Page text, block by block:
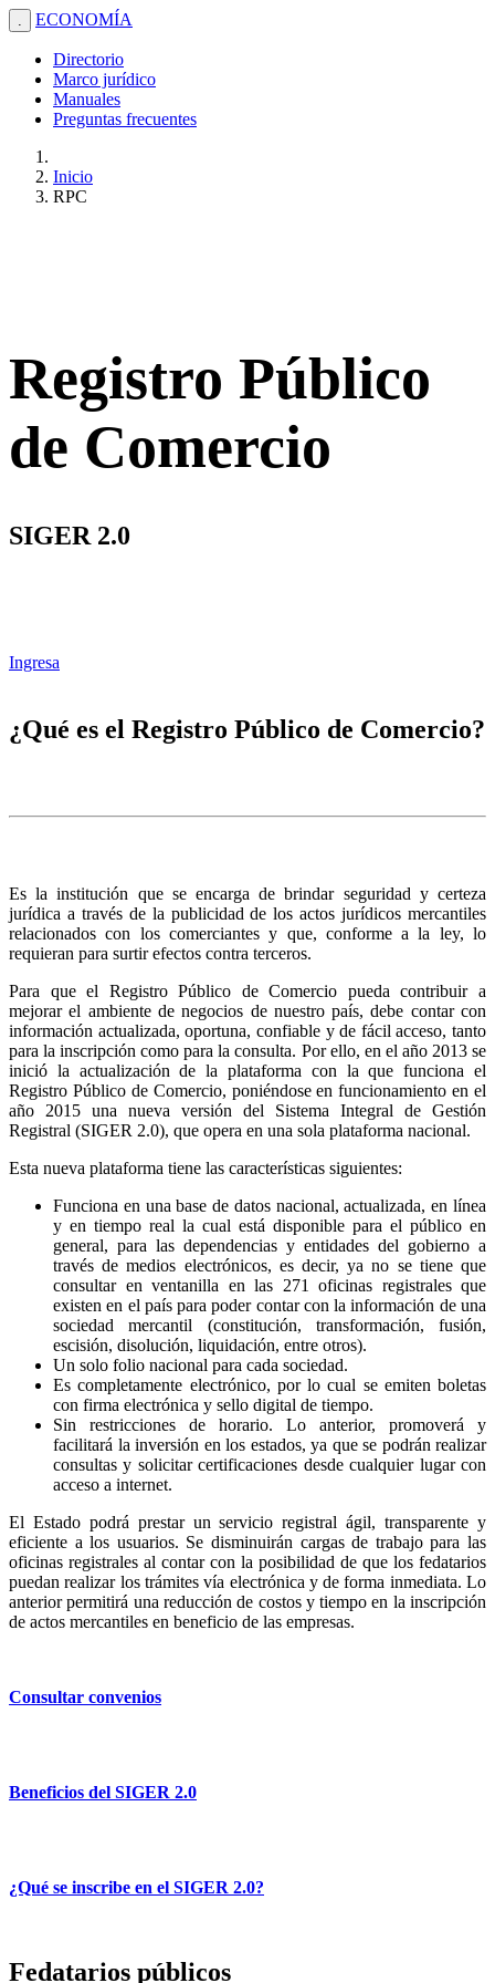
. ECONOMÍA
Directorio
Marco jurídico
Manuales
Preguntas frecuentes
Inicio
RPC
Registro Público
de Comercio
SIGER 2.0
Ingresa
¿Qué es el Registro Público de Comercio?
Es la institución que se encarga de brindar seguridad y certeza
jurídica a través de la publicidad de los actos jurídicos mercantiles
relacionados con los comerciantes y que, conforme a la ley, lo
requieran para surtir efectos contra terceros.
Para que el Registro Público de Comercio pueda contribuir a
mejorar el ambiente de negocios de nuestro país, debe contar con
información actualizada, oportuna, confiable y de fácil acceso, tanto
para la inscripción como para la consulta. Por ello, en el año 2013 se
inició la actualización de la plataforma con la que funciona el
Registro Público de Comercio, poniéndose en funcionamiento en el
año 2015 una nueva versión del Sistema Integral de Gestión
Registral (SIGER 2.0), que opera en una sola plataforma nacional.
Esta nueva plataforma tiene las características siguientes:
Funciona en una base de datos nacional, actualizada, en línea
y en tiempo real la cual está disponible para el público en
general, para las dependencias y entidades del gobierno a
través de medios electrónicos, es decir, ya no se tiene que
consultar en ventanilla en las 271 oficinas registrales que
existen en el país para poder contar con la información de una
sociedad mercantil (constitución, transformación, fusión,
escisión, disolución, liquidación, entre otros).
Un solo folio nacional para cada sociedad.
Es completamente electrónico, por lo cual se emiten boletas
con firma electrónica y sello digital de tiempo.
Sin restricciones de horario. Lo anterior, promoverá y
facilitará la inversión en los estados, ya que se podrán realizar
consultas y solicitar certificaciones desde cualquier lugar con
acceso a internet.
El Estado podrá prestar un servicio registral ágil, transparente y
eficiente a los usuarios. Se disminuirán cargas de trabajo para las
oficinas registrales al contar con la posibilidad de que los fedatarios
puedan realizar los trámites vía electrónica y de forma inmediata. Lo
anterior permitirá una reducción de costos y tiempo en la inscripción
de actos mercantiles en beneficio de las empresas.
Consultar convenios
Beneficios del SIGER 2.0
¿Qué se inscribe en el SIGER 2.0?
Fedatarios públicos